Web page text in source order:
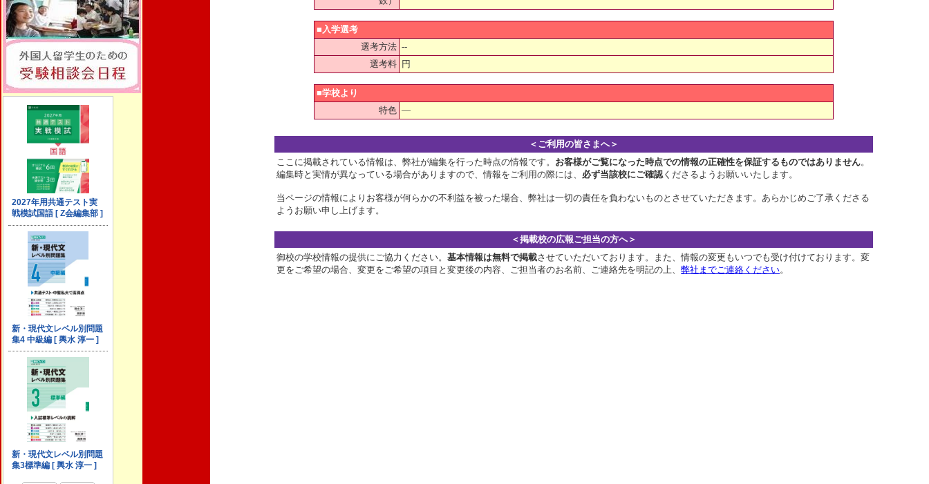
■入学選考
選考方法 --
選考料 円
■学校より
特色 ―
＜ご利用の皆さまへ＞
ここに掲載されている情報は、弊社が編集を行った時点の情報です。 お客様がご覧になった時点での情報の正確性を保証するものではありません。
編集時と実情が異なっている場合がありますので、情報をご利用の際には、 必ず当該校にご確認くださるようお願いいたします。
当ページの情報によりお客様が何らかの不利益を被った場合、弊社は一切の責任を負わないものとさせていただきます。あらかじめご了承くださる
ようお願い申し上げます。
＜掲載校の広報ご担当の方へ＞
御校の学校情報の提供にご協力ください。 基本情報は無料で掲載させていただいております。また、情報の変更もいつでも受け付けております。変
更をご希望の場合、変更をご希望の項目と変更後の内容、ご担当者のお名前、ご連絡先を明記の上、 弊社までご連絡ください。